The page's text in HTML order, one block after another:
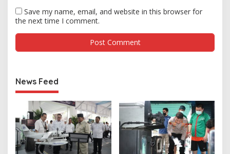
Save my name, email, and website in this browser for
the next time I comment.
News Feed